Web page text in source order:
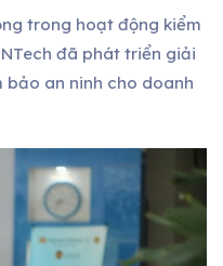
trong hoạt động kiểm
đã phát triển giải
bảo an ninh cho doanh